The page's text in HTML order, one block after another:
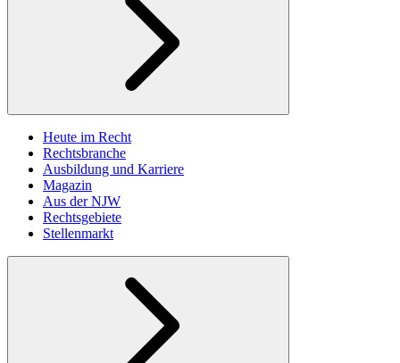
Heute im Recht
Rechtsbranche
Ausbildung und Karriere
Magazin
Aus der NJW
Rechtsgebiete
Stellenmarkt